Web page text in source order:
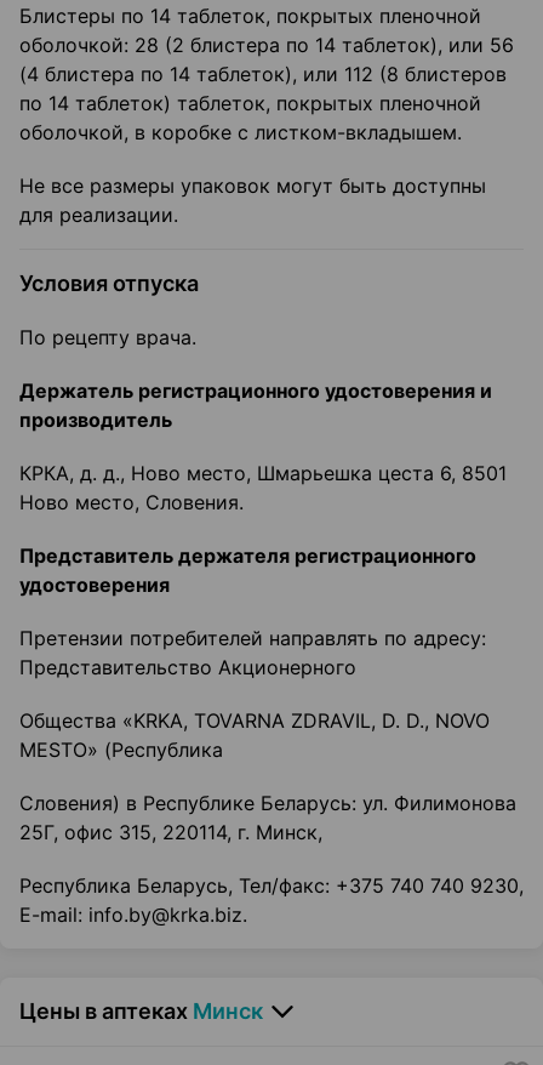
Блистеры по 14 таблеток, покрытых пленочной
оболочкой: 28 (2 блистера по 14 таблеток), или 56
(4 блистера по 14 таблеток), или 112 (8 блистеров
по 14 таблеток) таблеток, покрытых пленочной
оболочкой, в коробке с листком-вкладышем.
Не все размеры упаковок могут быть доступны
для реализации.
Условия отпуска
По рецепту врача.
Держатель регистрационного удостоверения и
производитель
КРКА, д. д., Ново место, Шмарьешка цеста 6, 8501
Ново место, Словения.
Представитель держателя регистрационного
удостоверения
Претензии потребителей направлять по адресу:
Представительство Акционерного
Общества «KRKA, TOVARNA ZDRAVIL, D. D., NOVO
MESTO» (Республика
Словения) в Республике Беларусь: ул. Филимонова
25Г, офис 315, 220114, г. Минск,
Республика Беларусь, Тел/факс: +375 740 740 9230,
E-mail: info.by@krka.biz.
Цены в аптеках Минск